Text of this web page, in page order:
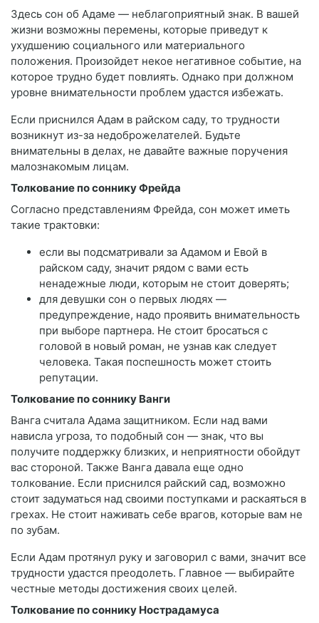
Здесь сон об Адаме — неблагоприятный знак. В вашей
жизни возможны перемены, которые приведут к
ухудшению социального или материального
положения. Произойдет некое негативное событие, на
которое трудно будет повлиять. Однако при должном
уровне внимательности проблем удастся избежать.
Если приснился Адам в райском саду, то трудности
возникнут из-за недоброжелателей. Будьте
внимательны в делах, не давайте важные поручения
малознакомым лицам.
Толкование по соннику Фрейда
Согласно представлениям Фрейда, сон может иметь
такие трактовки:
если вы подсматривали за Адамом и Евой в
райском саду, значит рядом с вами есть
ненадежные люди, которым не стоит доверять;
для девушки сон о первых людях —
предупреждение, надо проявить внимательность
при выборе партнера. Не стоит бросаться с
головой в новый роман, не узнав как следует
человека. Такая поспешность может стоить
репутации.
Толкование по соннику Ванги
Ванга считала Адама защитником. Если над вами
нависла угроза, то подобный сон — знак, что вы
получите поддержку близких, и неприятности обойдут
вас стороной. Также Ванга давала еще одно
толкование. Если приснился райский сад, возможно
стоит задуматься над своими поступками и раскаяться в
грехах. Не стоит наживать себе врагов, которые вам не
по зубам.
Если Адам протянул руку и заговорил с вами, значит все
трудности удастся преодолеть. Главное — выбирайте
честные методы достижения своих целей.
Толкование по соннику Нострадамуса